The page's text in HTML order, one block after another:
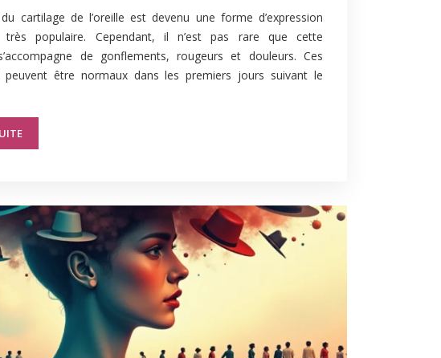
cartilage de l’oreille est devenu une forme d’expression
très populaire. Cependant, il n’est pas rare que cette
de gonflements, rougeurs et douleurs. Ces
peuvent être normaux dans les premiers jours suivant le